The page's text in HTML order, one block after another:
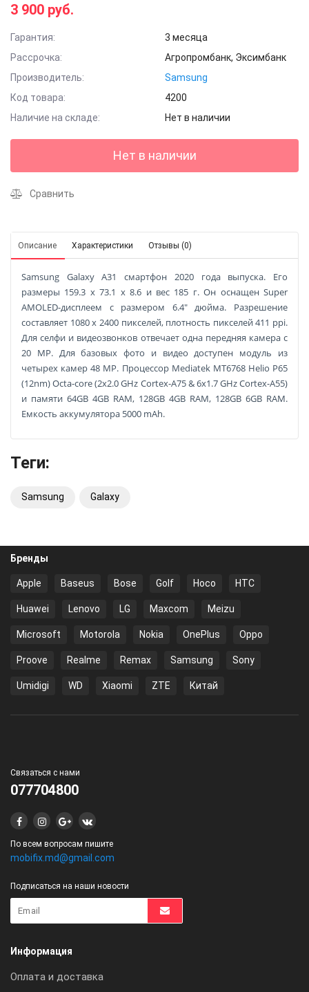
3 900 руб.
Гарантия:
3 месяца
Рассрочка:
Агропромбанк, Эксимбанк
Производитель:
Samsung
Код товара:
4200
Наличие на складе:
Нет в наличии
Нет в наличии
Сравнить
Описание Характеристики Отзывы (0)
Samsung Galaxy A31 смартфон 2020 года выпуска. Его
размеры 159.3 x 73.1 x 8.6 и вес 185 г. Он оснащен Super
AMOLED-дисплеем с размером 6.4" дюйма. Разрешение
составляет 1080 x 2400 пикселей, плотность пикселей 411 ppi.
Для селфи и видеозвонков отвечает одна передняя камера с
20 MP. Для базовых фото и видео доступен модуль из
четырех камер 48 MP. Процессор Mediatek MT6768 Helio P65
(12nm) Octa-core (2x2.0 GHz Cortex-A75 & 6x1.7 GHz Cortex-A55)
и памяти 64GB 4GB RAM, 128GB 4GB RAM, 128GB 6GB RAM.
Емкость аккумулятора 5000 mAh.
Теги:
Samsung Galaxy
Бренды
Apple Baseus Bose Golf Hoco HTC
Huawei Lenovo LG Maxcom Meizu
Microsoft Motorola Nokia OnePlus Oppo
Proove Realme Remax Samsung Sony
Umidigi WD Xiaomi ZTE Китай
Связаться с нами
077704800
По всем вопросам пишите
mobifix.md@gmail.com
Подписаться на наши новости
Информация
Оплата и доставка